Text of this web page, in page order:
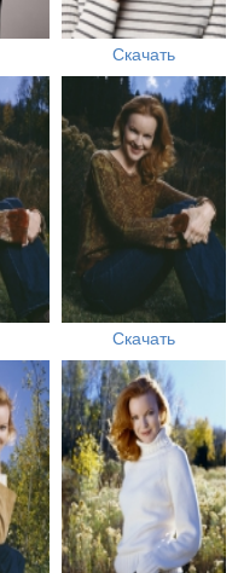
Скачать
Скачать